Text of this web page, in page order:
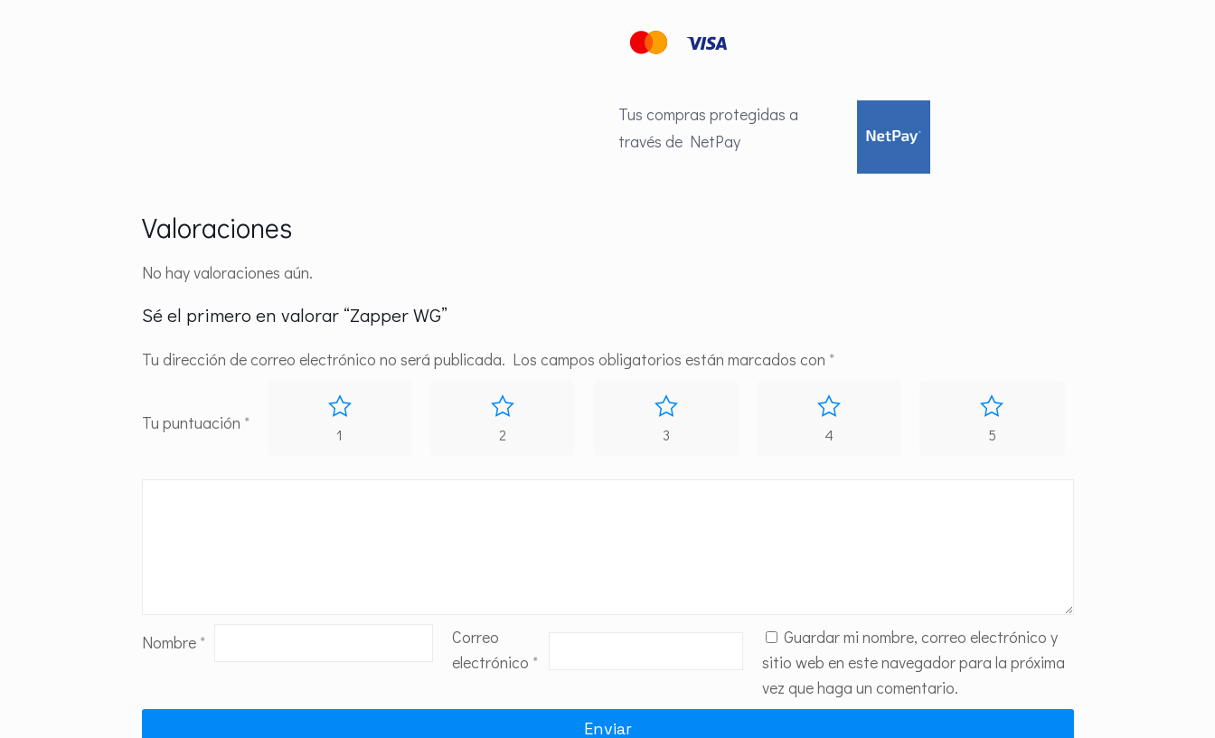
Tus compras protegidas a
través de NetPay
Valoraciones
No hay valoraciones aún.
Sé el primero en valorar “Zapper WG”
Tu dirección de correo electrónico no será publicada. Los campos obligatorios están marcados con *
Tu puntuación *
1 2 3 4 5
Nombre *
Correo
electrónico *
Guardar mi nombre, correo electrónico y
sitio web en este navegador para la próxima
vez que haga un comentario.